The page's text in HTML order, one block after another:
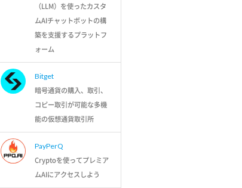
（LLM）を使ったカスタ
ムAIチャットボットの構
築を支援するプラットフ
ォーム
Bitget
暗号通貨の購入、取引、
コピー取引が可能な多機
能の仮想通貨取引所
PayPerQ
Cryptoを使ってプレミア
ムAIにアクセスしよう